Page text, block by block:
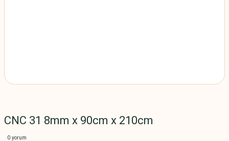
CNC 31 8mm x 90cm x 210cm
0 yorum